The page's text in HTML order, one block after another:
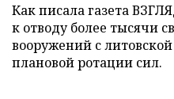
Как писала газета
к отводу более тысячи
вооружений с
плановой ротации сил.